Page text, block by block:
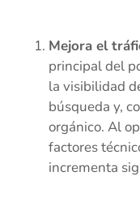
Mejora el
principal del
la visibilidad
búsqueda y,
orgánico. Al
factores
incrementa